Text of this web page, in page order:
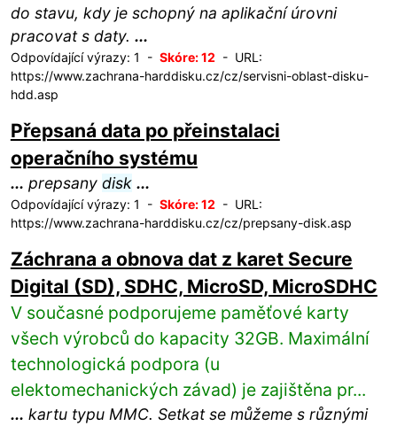
do stavu, kdy je schopný na aplikační úrovni
pracovat s daty. ...
Odpovídající výrazy: 1 - Skóre: 12- URL:
https://www.zachrana-harddisku.cz/cz/servisni-oblast-disku-
hdd.asp
Přepsaná data po přeinstalaci
operačního systému
... prepsany disk ...
Odpovídající výrazy: 1 - Skóre: 12- URL:
https://www.zachrana-harddisku.cz/cz/prepsany-disk.asp
Záchrana a obnova dat z karet Secure
Digital (SD), SDHC, MicroSD, MicroSDHC
V současné podporujeme paměťové karty
všech výrobců do kapacity 32GB. Maximální
technologická podpora (u
elektomechanických závad) je zajištěna pr...
... kartu typu MMC. Setkat se můžeme s různými